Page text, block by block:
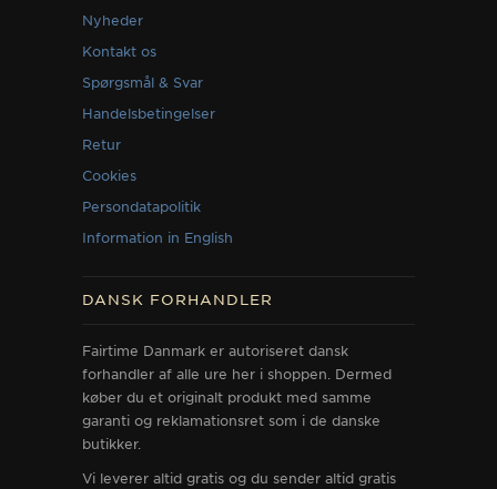
Nyheder
Kontakt os
Spørgsmål & Svar
Handelsbetingelser
Retur
Cookies
Persondatapolitik
Information in English
DANSK FORHANDLER
Fairtime Danmark er autoriseret dansk
forhandler af alle ure her i shoppen. Dermed
køber du et originalt produkt med samme
garanti og reklamationsret som i de danske
butikker.
Vi leverer altid gratis og du sender altid gratis